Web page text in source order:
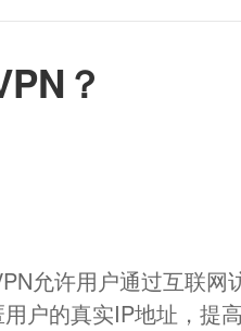
？
允许用户通过互联
户的真实IP地址，提